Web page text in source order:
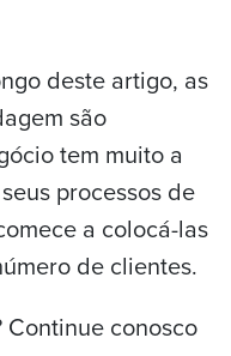
deste artigo, as
são
tem muito a
processos de
a colocá-las
de clientes.
Continue conosco